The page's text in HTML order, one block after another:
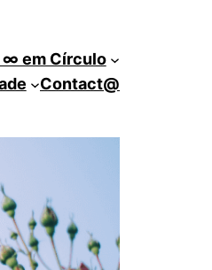
∞ em Círculo
Contact@